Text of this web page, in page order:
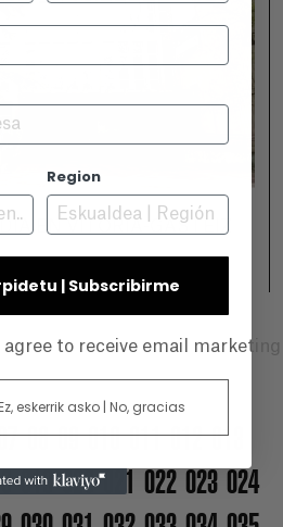
EN VITORIA-GASTEIZ
08 09 010 011 012 013
019 020 021 022 023 024
Region
| Subscribirme
agree to receive email
eskerrik asko | No, gracias